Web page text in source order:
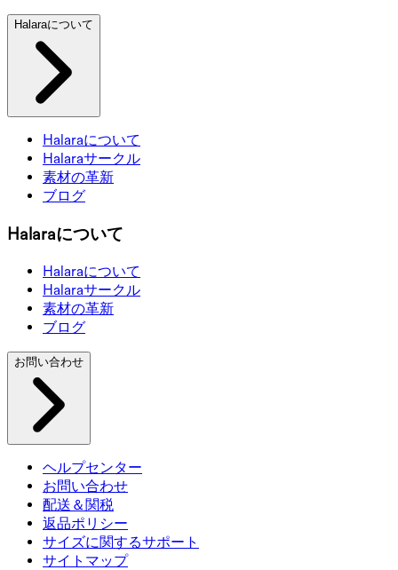
Halaraについて
Halaraについて
Halaraサークル
素材の革新
ブログ
Halaraについて
Halaraについて
Halaraサークル
素材の革新
ブログ
お問い合わせ
ヘルプセンター
お問い合わせ
配送＆関税
返品ポリシー
サイズに関するサポート
サイトマップ